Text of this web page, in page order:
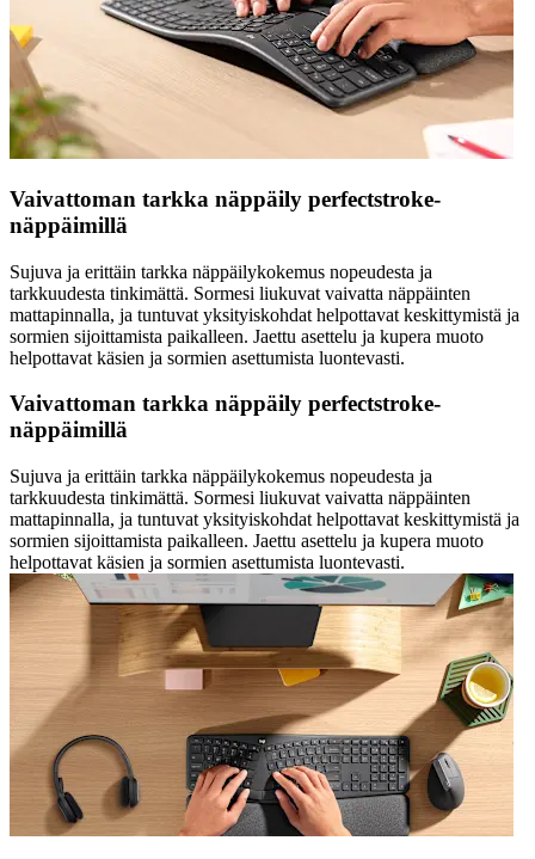
Vaivattoman tarkka näppäily perfectstroke-
näppäimillä
Sujuva ja erittäin tarkka näppäilykokemus nopeudesta ja
tarkkuudesta tinkimättä. Sormesi liukuvat vaivatta näppäinten
mattapinnalla, ja tuntuvat yksityiskohdat helpottavat keskittymistä ja
sormien sijoittamista paikalleen. Jaettu asettelu ja kupera muoto
helpottavat käsien ja sormien asettumista luontevasti.
Vaivattoman tarkka näppäily perfectstroke-
näppäimillä
Sujuva ja erittäin tarkka näppäilykokemus nopeudesta ja
tarkkuudesta tinkimättä. Sormesi liukuvat vaivatta näppäinten
mattapinnalla, ja tuntuvat yksityiskohdat helpottavat keskittymistä ja
sormien sijoittamista paikalleen. Jaettu asettelu ja kupera muoto
helpottavat käsien ja sormien asettumista luontevasti.